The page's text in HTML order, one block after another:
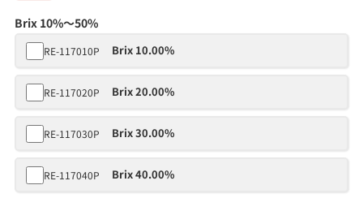
Brix 10%～50%
RE-117010P Brix 10.00%
RE-117020P Brix 20.00%
RE-117030P Brix 30.00%
RE-117040P Brix 40.00%